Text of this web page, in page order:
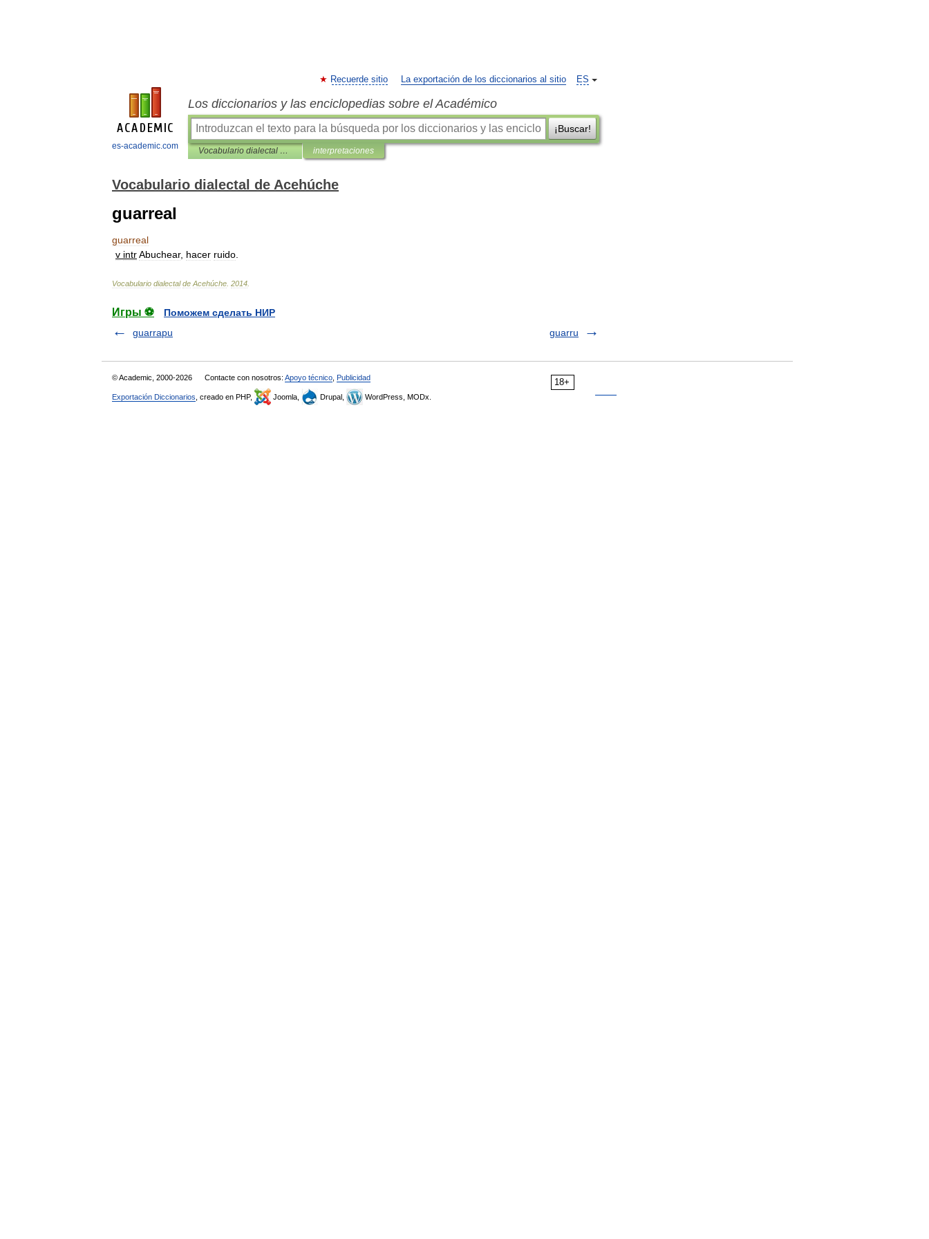
es-academic.com
ES
Recuerde sitio La exportación de los diccionarios al sitio
Los diccionarios y las enciclopedias sobre el Académico
¡Buscar!
Vocabulario dialectal de Acehúche interpretaciones
Vocabulario dialectal de Acehúche
guarreal
guarreal
v intrAbuchear, hacer ruido
Vocabulario dialectal de Acehúche 2014
Игры ⚽
Поможем сделать НИР
guarrapu
guarru
18+
© Academic, 2000-2026 Contacte con nosotros: Apoyo técnico Publicidad
Exportación Diccionarios , creado en PHP, Joomla, Drupal, WordPress, MODx.